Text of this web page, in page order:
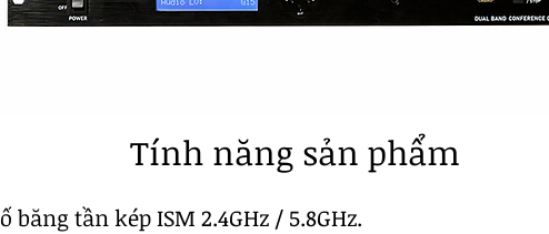
tần kép ISM 2.4GHz / 5.8GHz.
Tính năng sản phẩm